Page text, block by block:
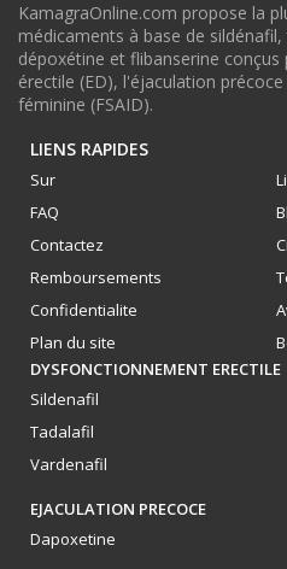
KamagraOnline.com propose la
médicaments à base de
dépoxétine et flibanserine
érectile (ED), l'éjaculation
féminine (FSAID).
LIENS RAPIDES
Sur
FAQ
Contactez
Remboursements
Confidentialite
Plan du site
DYSFONCTIONNEMENT ERECTILE
Sildenafil
Tadalafil
Vardenafil
EJACULATION PRECOCE
Dapoxetine